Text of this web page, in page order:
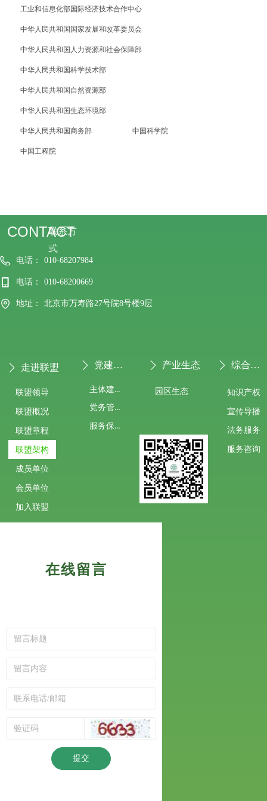
CONTACT
联系方
式
电话： 010-68207984
电话： 010-68200669
地址： 北京市万寿路27号院8号楼9层
提交
在线留言
联盟领导
联盟概况
联盟章程
联盟架构
成员单位
会员单位
加入联盟
主体建设
党务管理
服务保障
园区生态 知识产权
宣传导播
法务服务
服务咨询
ꄲ 走进联盟 ꄲ 党建专栏 ꄲ 产业生态 ꄲ 综合服务
工业和信息化部国际经济技术合作中心
中华人民共和国国家发展和改革委员会
中华人民共和国人力资源和社会保障部
中华人民共和国科学技术部
中华人民共和国自然资源部
中华人民共和国生态环境部
中华人民共和国商务部 中国科学院
中国工程院